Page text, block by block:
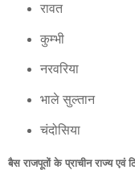
रावत
कुम्भी
नरवरिया
भाले सुल्तान
चंदोसिया
बैस राजपूतों के प्राचीन राज्य एवं